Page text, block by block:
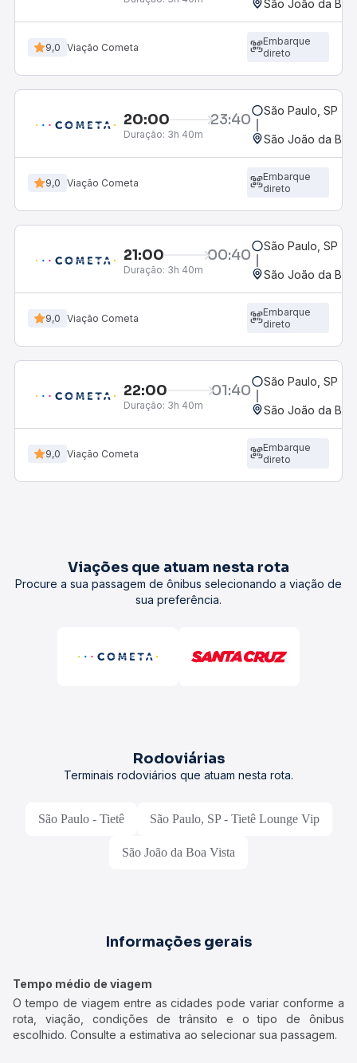
São João da Boa
9,0 Viação Cometa
Embarque
direto
20:00 23:40
Duração: 3h 40m
São Paulo, SP -
São João da Boa
9,0 Viação Cometa
Embarque
direto
21:00 00:40
Duração: 3h 40m
São Paulo, SP -
São João da Boa
9,0 Viação Cometa
Embarque
direto
22:00 01:40
Duração: 3h 40m
São Paulo, SP -
São João da Boa
9,0 Viação Cometa
Embarque
direto
Viações que atuam nesta rota
Procure a sua passagem de ônibus selecionando a viação de
sua preferência.
Rodoviárias
Terminais rodoviários que atuam nesta rota.
São Paulo - Tietê São Paulo, SP - Tietê Lounge Vip
São João da Boa Vista
Informações gerais
Tempo médio de viagem
O tempo de viagem entre as cidades pode variar conforme a
rota, viação, condições de trânsito e o tipo de ônibus
escolhido. Consulte a estimativa ao selecionar sua passagem.